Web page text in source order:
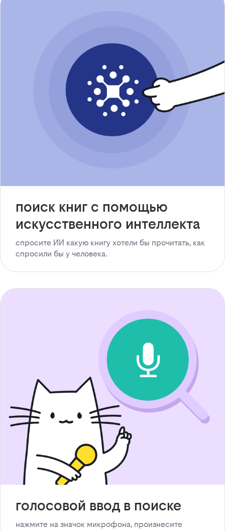
поиск книг с помощью
искусственного интеллекта
спросите ИИ какую книгу хотели бы прочитать, как
спросили бы у человека.
голосовой ввод в поиске
нажмите на значок микрофона, произнесите